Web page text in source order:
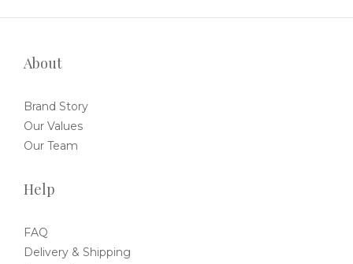
About
Brand Story
Our Values
Our Team
Help
FAQ
Delivery & Shipping